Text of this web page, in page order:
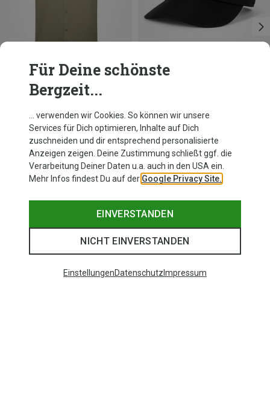
Du sparst 35%
Ciele
FST SC EQ Frame S Cap
49,95 €
Für Deine schönste
Bergzeit...
… verwenden wir Cookies. So können wir unsere
Services für Dich optimieren, Inhalte auf Dich
zuschneiden und dir entsprechend personalisierte
Anzeigen zeigen. Deine Zustimmung schließt ggf. die
Verarbeitung Deiner Daten u.a. auch in den USA ein.
Mehr Infos findest Du auf der Google Privacy Site.
EINVERSTANDEN
NICHT EINVERSTANDEN
EinstellungenDatenschutz Impressum